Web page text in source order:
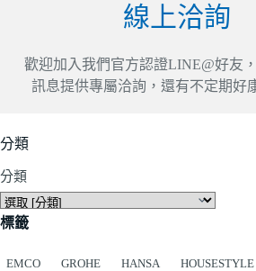
線上洽詢
歡迎加入我們官方認證LINE@好友
訊息提供專屬洽詢，還有不定期好
分類
分類
標籤
EMCO GROHE HANSA HOUSESTYLE